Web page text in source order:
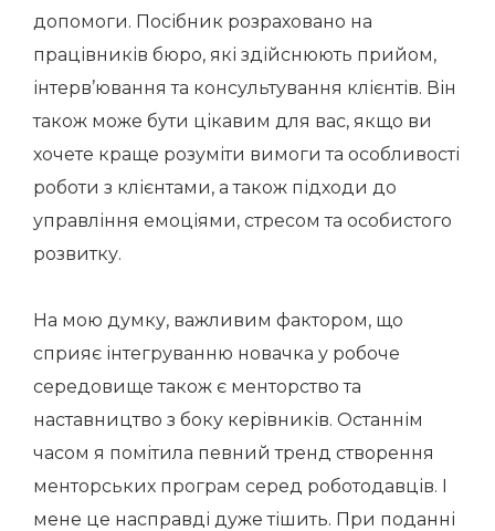
допомоги. Посібник розраховано на
працівників бюро, які здійснюють прийом,
інтерв’ювання та консультування клієнтів. Він
також може бути цікавим для вас, якщо ви
хочете краще розуміти вимоги та особливості
роботи з клієнтами, а також підходи до
управління емоціями, стресом та особистого
розвитку.
На мою думку, важливим фактором, що
сприяє інтегруванню новачка у робоче
середовище також є менторство та
наставництво з боку керівників. Останнім
часом я помітила певний тренд створення
менторських програм серед роботодавців. І
мене це насправді дуже тішить. При поданні